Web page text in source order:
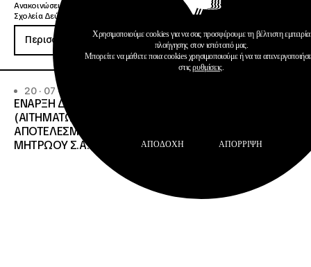
Ανακοινώσεις
Σχολεία Δεύτερης Ευκαιρίας
Περισσότερα
20 · 07 · 2026
ΕΝΑΡΞΗ ΔΙΑΔΙΚΑΣΙΑΣ ΥΠΟΒΟΛΗΣ ΕΝΣΤΑΣΕΩΝ
(ΑΙΤΗΜΑΤΩΝ ΕΠΑΝΕΛΕΓΧΟΥ) ΕΠΙ ΤΩΝ
ΑΠΟΤΕΛΕΣΜΑΤΩΝ ΤΟΥ ΔΙΟΙΚΗΤΙΚΟΥ ΕΛΕΓΧΟΥ ΤΟΥ
ΜΗΤΡΩΟΥ Σ.Α.Ε.Κ. ΚΑΙ Ε.Σ.Κ.»
Χρησιμοποιούμε cookies για να σας προσφέρουμε τη βέλτιστη εμπειρία
πλοήγησης στον ιστότοπό μας.
Μπορείτε να μάθετε ποια cookies χρησιμοποιούμε ή να τα
στιςρυθμίσεις.
ΑΠΟΔΟΧΉ ΑΠΌΡΡΙΨΗ